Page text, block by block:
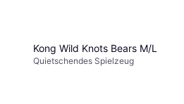
Kong Wild Knots Bears M/L
Quietschendes Spielzeug